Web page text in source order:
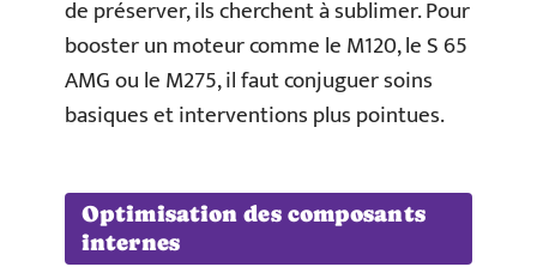
de préserver, ils cherchent à sublimer. Pour
booster un moteur comme le M120, le S 65
AMG ou le M275, il faut conjuguer soins
basiques et interventions plus pointues.
Optimisation des composants
internes